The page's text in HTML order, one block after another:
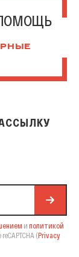
и политикой
(Privacy